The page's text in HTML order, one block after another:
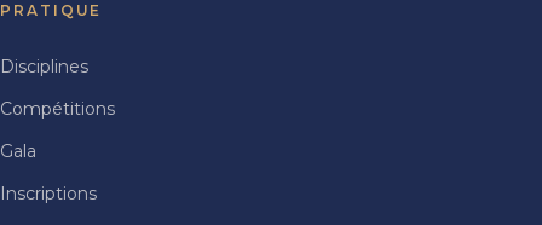
PRATIQUE
Disciplines
Compétitions
Gala
Inscriptions